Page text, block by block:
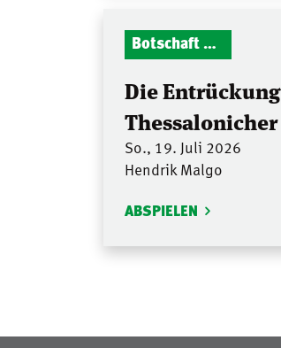
Botschaft Zionshalle
Die Entrückung
Thessalonicher
So., 19. Juli 2026
Hendrik Malgo
ABSPIELEN